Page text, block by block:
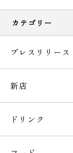
カテゴリー
プレスリリース
新店
ドリンク